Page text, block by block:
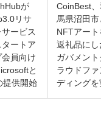
が
リサ
サービス
タートア
会員向け
と
提供開始
CoinBest
馬県沼田市
NFTアート
返礼品にし
ガバメント
ラウドファ
ディング